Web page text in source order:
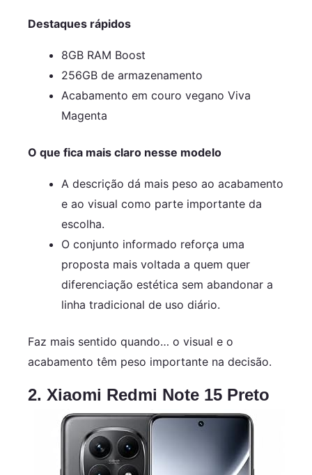
Destaques rápidos
8GB RAM Boost
256GB de armazenamento
Acabamento em couro vegano Viva
Magenta
O que fica mais claro nesse modelo
A descrição dá mais peso ao acabamento
e ao visual como parte importante da
escolha.
O conjunto informado reforça uma
proposta mais voltada a quem quer
diferenciação estética sem abandonar a
linha tradicional de uso diário.
Faz mais sentido quando… o visual e o
acabamento têm peso importante na decisão.
2. Xiaomi Redmi Note 15 Preto